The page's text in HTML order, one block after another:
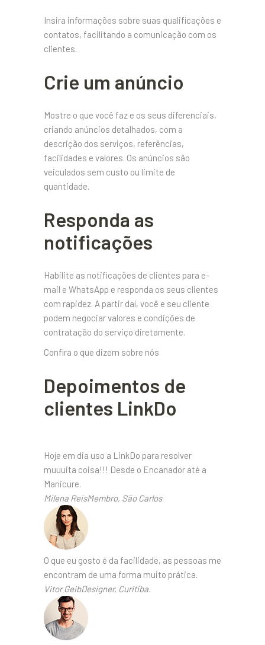
Insira informações sobre suas qualificações e
contatos, facilitando a comunicação com os
clientes.
Crie um anúncio
Mostre o que você faz e os seus diferenciais,
criando anúncios detalhados, com a
descrição dos serviços, referências,
facilidades e valores. Os anúncios são
veiculados sem custo ou limite de
quantidade.
Responda as
notificações
Habilite as notificações de clientes para e-
mail e WhatsApp e responda os seus clientes
com rapidez. A partir daí, você e seu cliente
podem negociar valores e condições de
contratação do serviço diretamente.
Confira o que dizem sobre nós
Depoimentos de
clientes LinkDo
Hoje em dia uso a LinkDo para resolver
muuuita coisa!!! Desde o Encanador até a
Manicure.
Milena ReisMembro, São Carlos
O que eu gosto é da facilidade, as pessoas me
encontram de uma forma muito prática.
Vitor GeibDesigner, Curitiba.